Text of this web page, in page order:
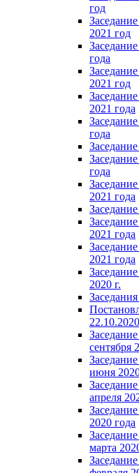
год
2021 год
года
2021 год
2021 года
года
года
2021 года
2021 года
2021 года
2020 г.
сентября
июня
апреля
2020 года
марта